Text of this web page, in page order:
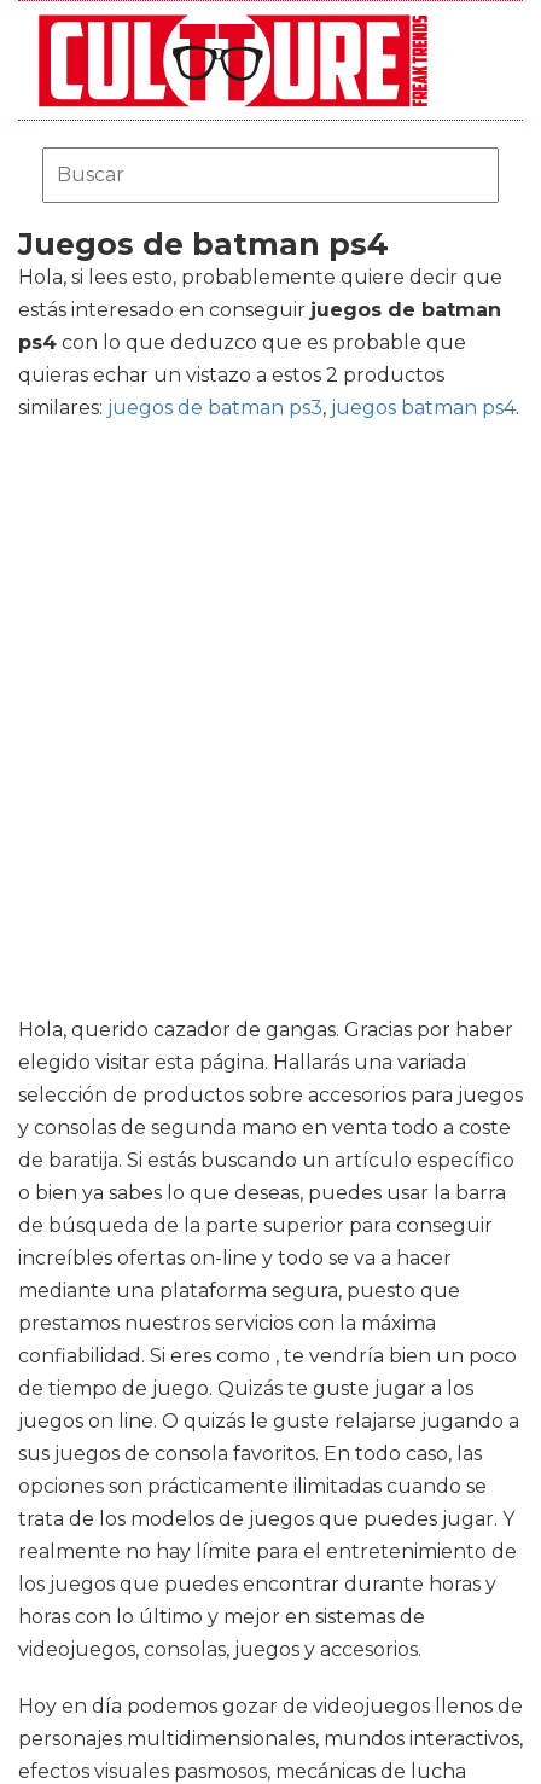
Juegos de batman ps4
Hola, si lees esto, probablemente quiere decir que
estás interesado en conseguir juegos de batman
ps4 con lo que deduzco que es probable que
quieras echar un vistazo a estos 2 productos
similares: juegos de batman ps3, juegos batman ps4.
Hola, querido cazador de gangas. Gracias por haber
elegido visitar esta página. Hallarás una variada
selección de productos sobre accesorios para juegos
y consolas de segunda mano en venta todo a coste
de baratija. Si estás buscando un artículo específico
o bien ya sabes lo que deseas, puedes usar la barra
de búsqueda de la parte superior para conseguir
increíbles ofertas on-line y todo se va a hacer
mediante una plataforma segura, puesto que
prestamos nuestros servicios con la máxima
confiabilidad. Si eres como , te vendría bien un poco
de tiempo de juego. Quizás te guste jugar a los
juegos on line. O quizás le guste relajarse jugando a
sus juegos de consola favoritos. En todo caso, las
opciones son prácticamente ilimitadas cuando se
trata de los modelos de juegos que puedes jugar. Y
realmente no hay límite para el entretenimiento de
los juegos que puedes encontrar durante horas y
horas con lo último y mejor en sistemas de
videojuegos, consolas, juegos y accesorios.
Hoy en día podemos gozar de videojuegos llenos de
personajes multidimensionales, mundos interactivos,
efectos visuales pasmosos, mecánicas de lucha